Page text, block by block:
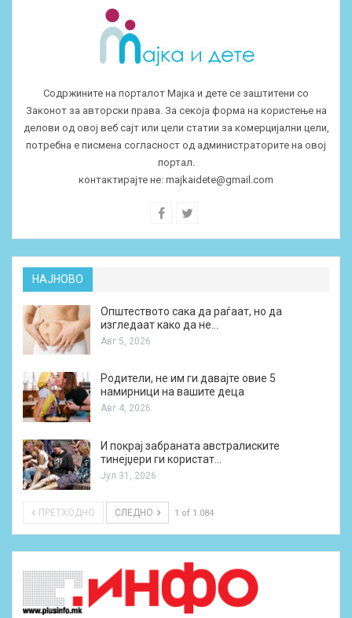
Содржините на порталот Мајка и дете се заштитени со
Законот за авторски права. За секоја форма на користење на
делови од овој веб сајт или цели статии за комерцијални цели,
потребна е писмена согласност од администраторите на овој
портал.
контактирајте не: majkaidete@gmail.com
НАЈНОВО
Општеството сака да раѓаат, но да
изгледаат како да не…
Авг 5, 2026
Родители, не им ги давајте овие 5
намирници на вашите деца
Авг 4, 2026
И покрај забраната австралиските
тинејџери ги користат…
Јул 31, 2026
ПРЕТХОДНО СЛЕДНО 1 of 1.084